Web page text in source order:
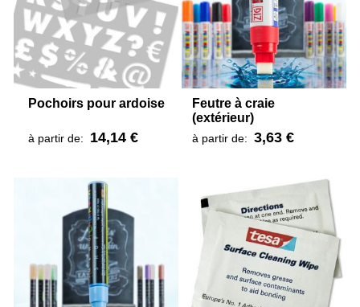
Pochoirs pour ardoise
à partir de: 14,14 €
Feutre à craie
(extérieur)
à partir de: 3,63 €